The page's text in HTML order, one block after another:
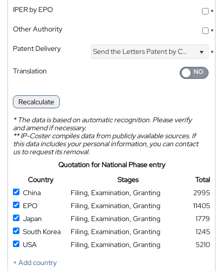
IPER by EPO
*
Other Authority
*
Patent Delivery
Send the Letters Patent by Courier
*
Translation
Recalculate
*The data is based on automatic recognition. Please verify
and amend if necessary.
**IP-Coster compiles data from publicly available sources. If
this data includes your personal information, you can contact
us to request its removal.
Quotation for National Phase entry
Country
Stages
Total
China
Filing, Examination, Granting
2995
EPO
Filing, Examination, Granting
11405
Japan
Filing, Examination, Granting
1779
South Korea
Filing, Examination, Granting
1245
USA
Filing, Examination, Granting
5210
+ Add country